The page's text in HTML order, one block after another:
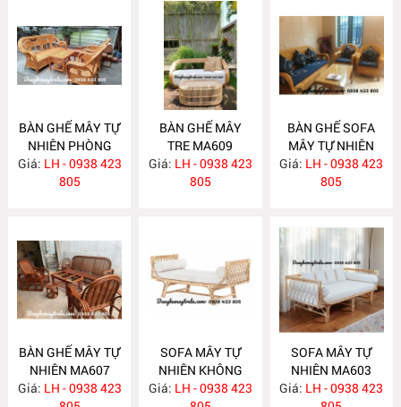
BÀN GHẾ MÂY TỰ
NHIÊN PHÒNG
KHÁCH MA610
Giá: LH - 0938 423
805
BÀN GHẾ MÂY
TRE MA609
Giá: LH - 0938 423
805
BÀN GHẾ SOFA
MÂY TỰ NHIÊN
PHÒNG KHÁCH
MA608
Giá: LH - 0938 423
805
BÀN GHẾ MÂY TỰ
NHIÊN MA607
Giá: LH - 0938 423
SOFA MÂY TỰ
NHIÊN KHÔNG
TỰA MA604
Giá: LH - 0938 423
SOFA MÂY TỰ
NHIÊN MA603
Giá: LH - 0938 423